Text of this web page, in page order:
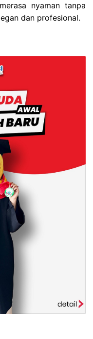
nyaman tanpa
dan profesional.